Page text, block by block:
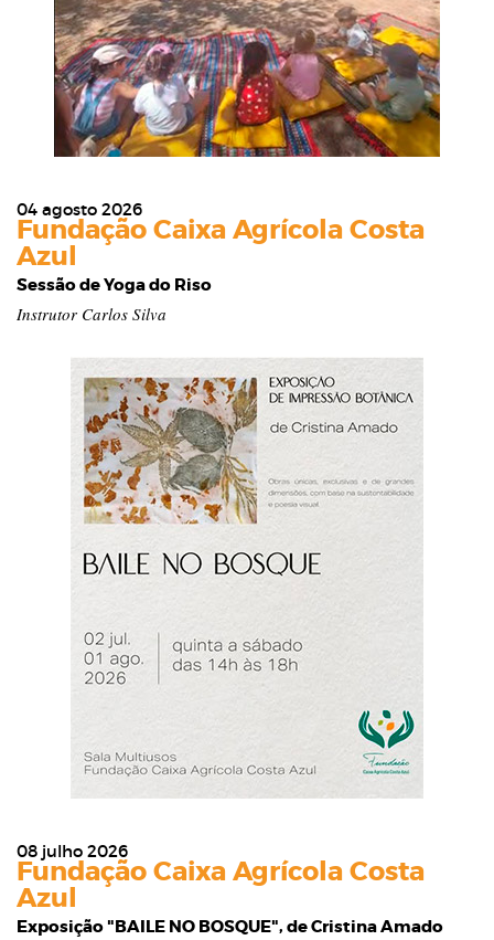
04 agosto 2026
Fundação Caixa Agrícola Costa
Azul
Sessão de Yoga do Riso
Instrutor Carlos Silva
08 julho 2026
Fundação Caixa Agrícola Costa
Azul
Exposição "BAILE NO BOSQUE", de Cristina Amado